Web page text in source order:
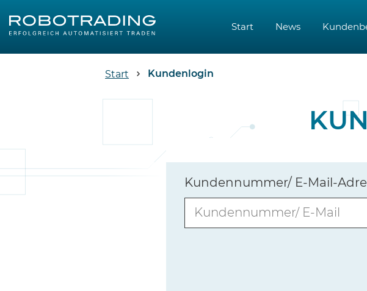
Start News
Start Kundenlogin
Kundennummer/ E-Mail-